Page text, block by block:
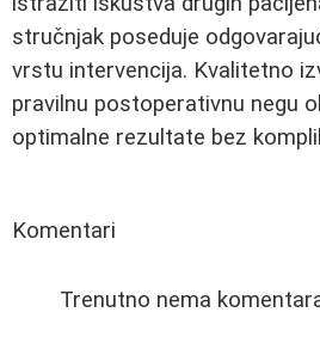
stručnjak poseduje
vrstu intervencija. Kvalitetno
pravilnu postoperativnu negu
optimalne rezultate bez
Komentari
Trenutno nema